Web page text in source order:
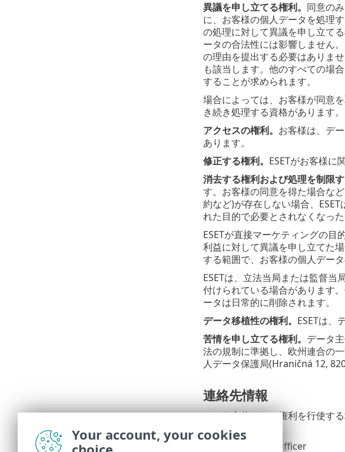
異議を申し立てる権利。 同意の
に、お客様の個人データを処理
の処理に対して異議を申し立て
ータの合法性には影響しません
の理由を提出する必要はありま
も該当します。他のすべての場
することが求められます。
場合によっては、お客様が同意
き続き処理する資格があります。
アクセスの権利。 お客様は、デ
あります。
修正する権利。 ESETがお客様に
消去する権利および処理を制限す
す。お客様の同意を得た場合な
約など)が存在しない場合、
れた目的で必要とされなくなっ
ESETが直接マーケティングの目
利益に対して異議を申し立てた
する範囲で、お客様の個人デー
ESETは、立法当局または監督
付けられている場合があります
ータは日常的に削除されます。
データ移植性の権利。 ESETは、
苦情を申し立てる権利。 データ
法の規制に準拠し、欧州連合の
人データ保護局(Hraničná 12,
連絡先情報
データ主体として権利を行使す
ESET, spol. s r.o.
Data Protection Officer
Your account, your cookies